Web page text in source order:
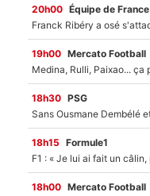
20h00 Équipe de France
19h00 Mercato Football
18h30 PSG
18h15 Formule1
18h00 Mercato Football